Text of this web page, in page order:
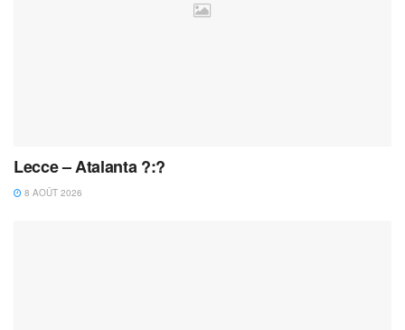
Lecce – Atalanta ?:?
8 AOÛT 2026